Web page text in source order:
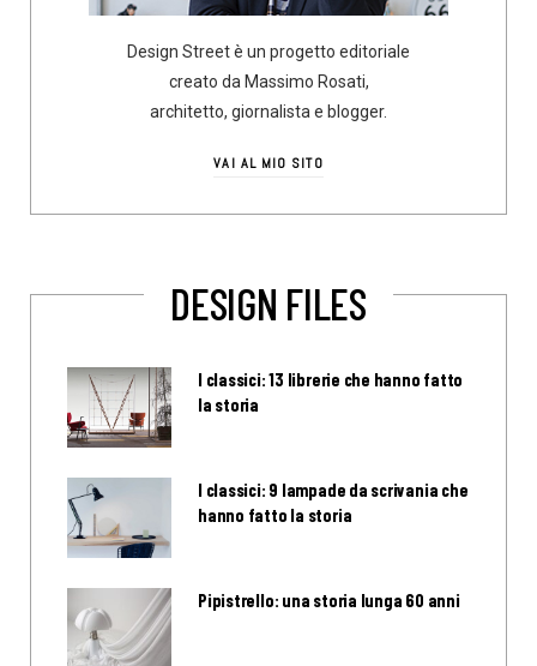
Design Street è un progetto editoriale
creato da Massimo Rosati,
architetto, giornalista e blogger.
VAI AL MIO SITO
DESIGN FILES
I classici: 13 librerie che hanno fatto
la storia
I classici: 9 lampade da scrivania che
hanno fatto la storia
Pipistrello: una storia lunga 60 anni